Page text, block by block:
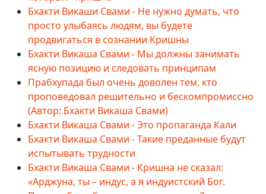
Бхакти Викаши Свами - Не нужно думать, что
просто улыбаясь людям, вы будете
продвигаться в сознании Кришны
Бхакти Викаша Свами - Мы должны занимать
ясную позицию и следовать принципам
Прабхупада был очень доволен тем, кто
проповедовал решительно и бескомпромиссно
(Автор: Бхакти Викаша Свами)
Бхакти Викаша Свами - Это пропаганда Кали
Бхакти Викаша Свами - Такие преданные будут
испытывать трудности
Бхакти Викаша Свами - Кришна не сказал:
«Арджуна, ты – индус, а я индуистский Бог.